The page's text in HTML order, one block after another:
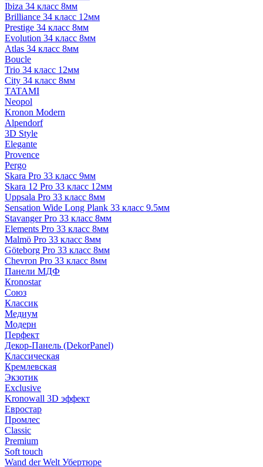
Ibiza 34 класс 8мм
Brilliance 34 класс 12мм
Prestige 34 класс 8мм
Evolution 34 класс 8мм
Atlas 34 класс 8мм
Boucle
Trio 34 класс 12мм
City 34 класс 8мм
TATAMI
Neopol
Kronon Modern
Alpendorf
3D Style
Elegante
Provence
Pergo
Skara Pro 33 класс 9мм
Skara 12 Pro 33 класс 12мм
Uppsala Pro 33 класс 8мм
Sensation Wide Long Plank 33 класс 9.5мм
Stavanger Pro 33 класс 8мм
Elements Pro 33 класс 8мм
Malmö Pro 33 класс 8мм
Göteborg Pro 33 класс 8мм
Chevron Pro 33 класс 8мм
Панели МДФ
Кronostar
Союз
Классик
Медиум
Модерн
Перфект
Декор-Панель (DekorPanel)
Классическая
Кремлевская
Экзотик
Exclusive
Kronowall 3D эффект
Евростар
Промлес
Classic
Premium
Soft touch
Wand der Welt Убертюре